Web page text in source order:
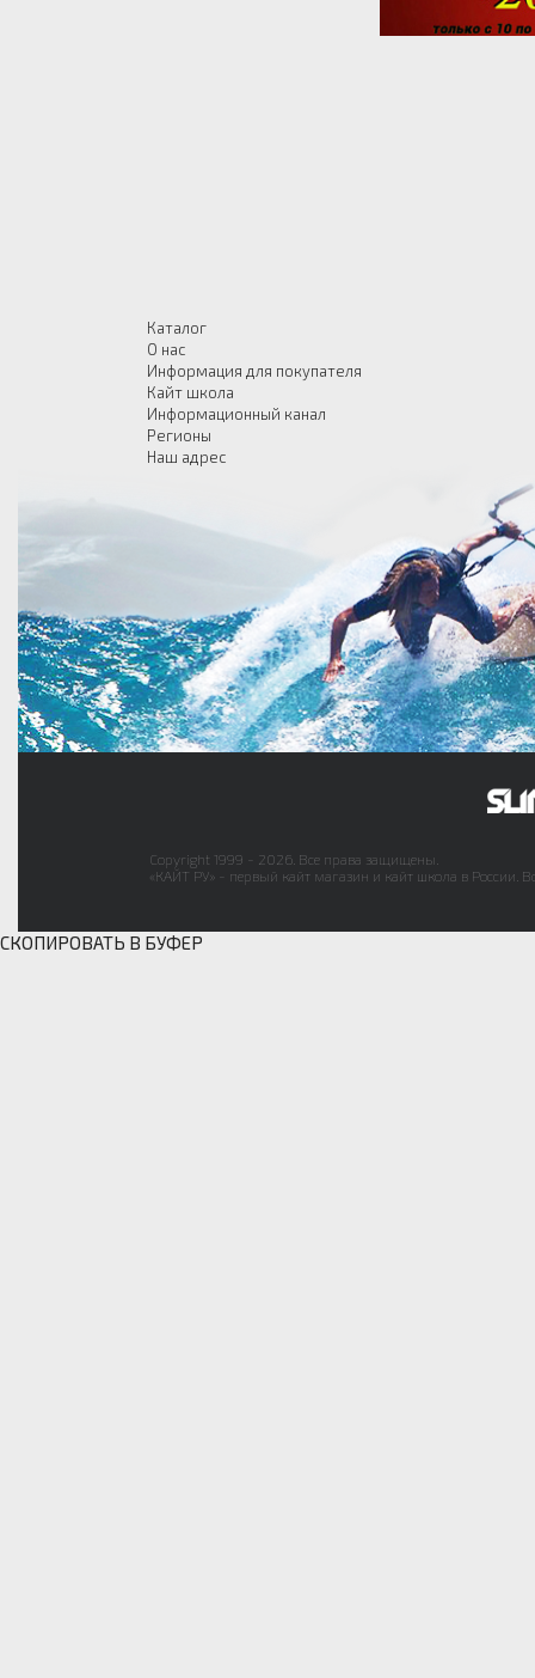
Каталог
О нас
Информация для покупателя
Кайт школа
Информационный канал
Регионы
Наш адрес
Copyright 1999 - 2026. Все права защищены.
«КАЙТ РУ» - первый кайт магазин и кайт школа в России.
СКОПИРОВАТЬ В БУФЕР